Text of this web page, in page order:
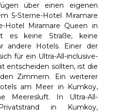
über einen eigenen
5-Sterne-Hotel Miramare
Hotel Miramare Queen in
es keine Straße, keine
andere Hotels. Einer der
für ein Ultra-All-inclusive-
entscheiden sollten, ist die
Zimmern. Ein weiterer
am Meer in Kumkoy,
Meeresluft. In Ultra-All-
in Kumkoy,